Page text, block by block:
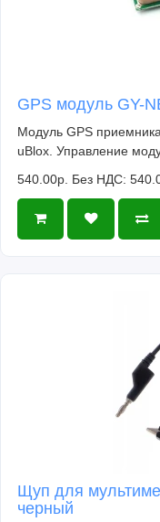
GPS модуль GY-
Модуль GPS
uBlox. Управление
540.00р. Без НДС:
Щуп для
черный